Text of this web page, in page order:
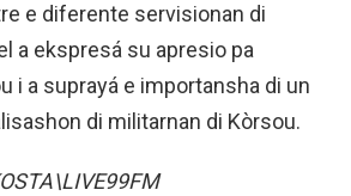
e diferente servisionan di
a ekspresá su apresio pa
i a suprayá e importansha di un
di militarnan di Kòrsou.